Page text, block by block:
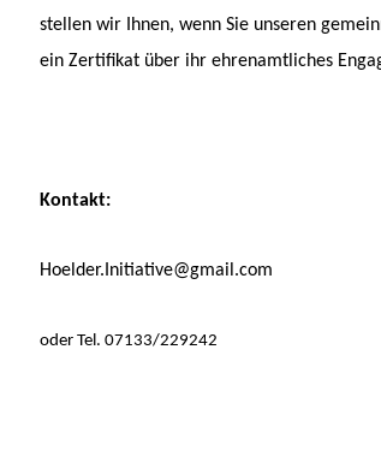
stellen wir Ihnen, wenn Sie unseren
ein Zertifikat über ihr ehrenamtliches
Kontakt:
Hoelder.Initiative@gmail.com
oder Tel. 07133/229242